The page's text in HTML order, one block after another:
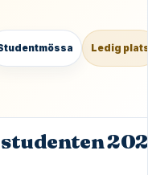
Ledig